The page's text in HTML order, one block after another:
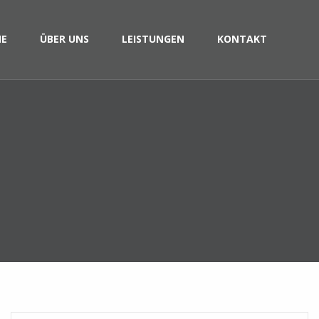
ÜBER UNS LEISTUNGEN KONTAKT